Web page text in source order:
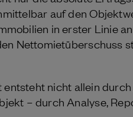
auf den
in erster Linie
Nettomietüberschuss
entsteht nicht allein
– durch Analyse,